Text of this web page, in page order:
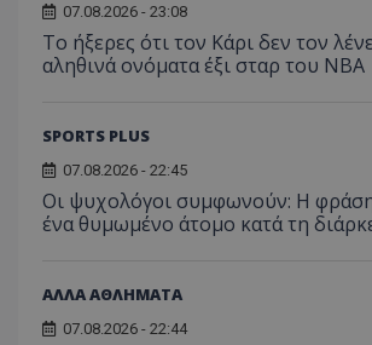
07.08.2026 - 23:08
Το ήξερες ότι τον Κάρι δεν τον
αληθινά ονόματα έξι σταρ του NBA
SPORTS PLUS
07.08.2026 - 22:45
Οι ψυχολόγοι συμφωνούν: Η
ένα θυμωμένο άτομο κατά τη
ΑΛΛΑ ΑΘΛΗΜΑΤΑ
07.08.2026 - 22:44